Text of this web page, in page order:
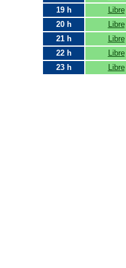
19 h
Libre
20 h
Libre
21 h
Libre
22 h
Libre
23 h
Libre